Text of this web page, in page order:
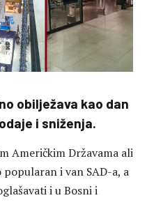
obilježava kao dan
i sniženja.
Američkim Državama ali
i van SAD-a, a
i u Bosni i